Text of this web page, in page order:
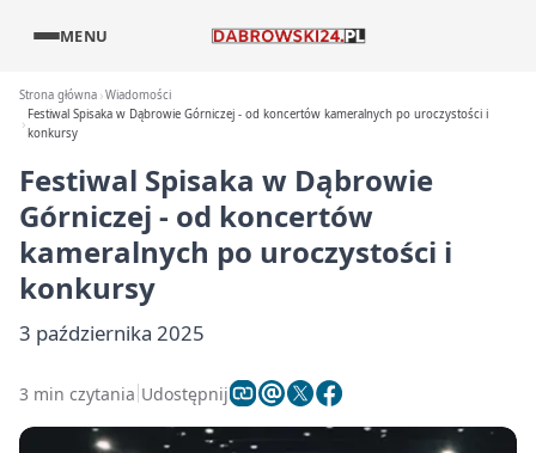
MENU
Strona główna Wiadomości
Festiwal Spisaka w Dąbrowie Górniczej - od koncertów kameralnych po uroczystości i
konkursy
Festiwal Spisaka w Dąbrowie
Górniczej - od koncertów
kameralnych po uroczystości i
konkursy
3 października 2025
3 min czytania Udostępnij